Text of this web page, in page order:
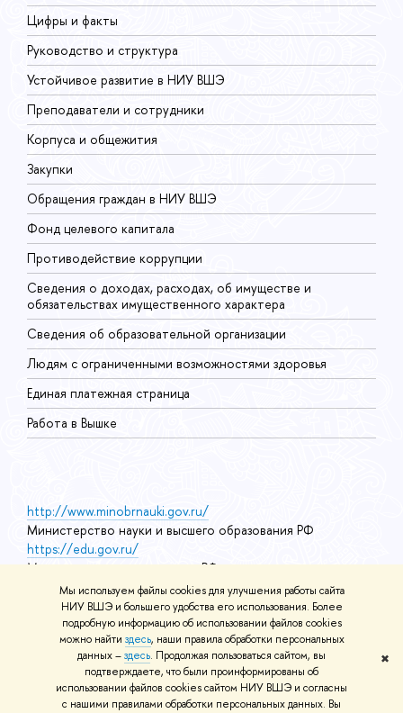
Мы используем файлы cookies для улучшения работы сайта
НИУ ВШЭ и большего удобства его использования. Более
подробную информацию об использовании файлов cookies
можно найти здесь, наши правила обработки персональных
данных –здесь. Продолжая пользоваться сайтом, вы
подтверждаете, что были проинформированы об
использовании файлов cookies сайтом НИУ ВШЭ и согласны
с нашими правилами обработки персональных данных. Вы
✖
Цифры и факты
Руководство и структура
Устойчивое развитие в НИУ ВШЭ
Преподаватели и сотрудники
Корпуса и общежития
Закупки
Обращения граждан в НИУ ВШЭ
Фонд целевого капитала
Противодействие коррупции
Сведения о доходах, расходах, об имуществе и
обязательствах имущественного характера
Сведения об образовательной организации
Людям с ограниченными возможностями здоровья
Единая платежная страница
Работа в Вышке
http://www.minobrnauki.gov.ru/
Министерство науки и высшего образования РФ
https://edu.gov.ru/
Министерство просвещения РФ
https://elearning.hse.ru/mooc
Массовые открытые онлайн-курсы
© НИУ ВШЭ 1993–2026 Адреса и контактыУсловия
использования материалов Политика конфиденциальности